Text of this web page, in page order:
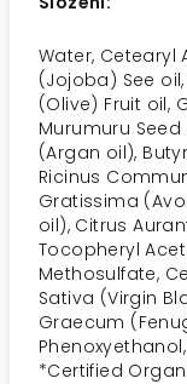
Water, Cetearyl
(Jojoba) See
(Olive) Fruit oil,
Murumuru
(Argan oil),
Ricinus
Gratissima
oil), Citrus
Tocopheryl
Methosulfate,
Sativa (Virgin
Graecum
*Certified